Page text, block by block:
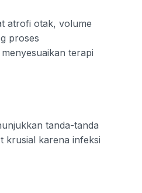
atrofi otak, volume
proses
terapi
tanda-tanda
krusial karena infeksi